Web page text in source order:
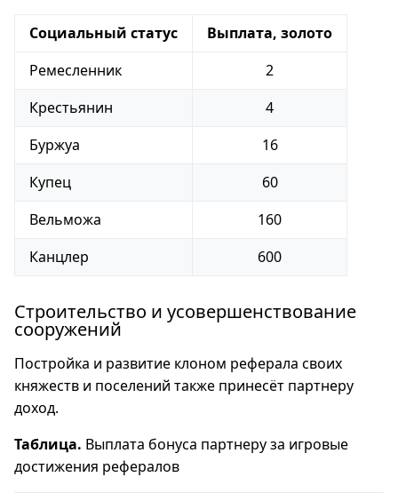
Социальный статус
Выплата, золото
Ремесленник
2
Крестьянин
4
Буржуа
16
Купец
60
Вельможа
160
Канцлер
600
Строительство и усовершенствование
сооружений
Постройка и развитие клоном реферала своих
княжеств и поселений также принесёт партнеру
доход.
Таблица. Выплата бонуса партнеру за игровые
достижения рефералов